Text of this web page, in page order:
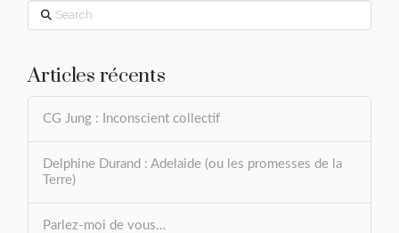
Search
Articles récents
CG Jung : Inconscient collectif
Delphine Durand : Adelaide (ou les promesses de la
Terre)
Parlez-moi de vous…